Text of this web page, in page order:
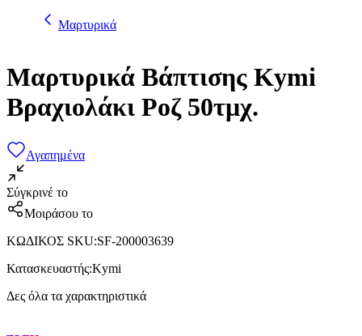
Μαρτυρικά
Μαρτυρικά Βάπτισης Kymi
Βραχιολάκι Ροζ 50τμχ.
Αγαπημένα
Σύγκρινέ το
Μοιράσου το
ΚΩΔΙΚΟΣ SKU:SF-200003639
Κατασκευαστής:Kymi
Δες όλα τα χαρακτηριστικά